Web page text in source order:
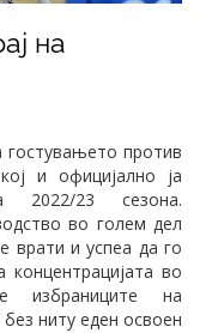
на
гостувањето против
и официјално ја
2022/23 сезона.
во голем дел
врати и успеа да го
во
избраниците на
ниту еден освоен